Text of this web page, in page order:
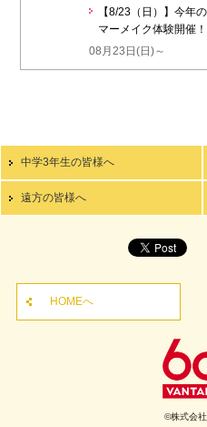
【8/23（日）】今年
マーメイク体験開催！
08月23日(日)～
中学3年生の皆様へ
遠方の皆様へ
HOMEへ
©株式会